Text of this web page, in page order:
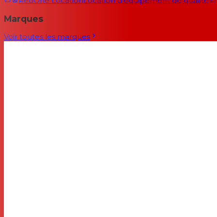
Marques
Voir toutes les marques